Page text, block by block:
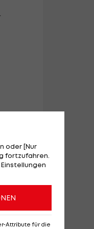
oder [Nur
fortzufahren.
Attribute für die